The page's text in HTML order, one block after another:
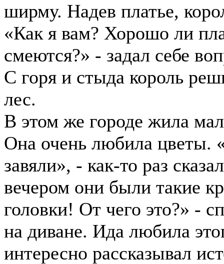
ширму. Надев платье,
«Как я вам? Хорошо ли
смеются?» - задал себе
С горя и стыда король
лес.
В этом же городе жила
Она очень любила цветы.
завяли», - как-то раз
вечером они были такие
головки! От чего это?» -
на диване. Ида любила
интересно рассказывал